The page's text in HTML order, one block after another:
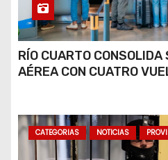
RÍO CUARTO
AÉREA CON CUATRO
CATEGORIAS NOTICIAS